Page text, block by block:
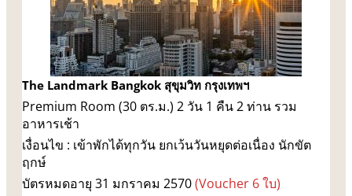
The Landmark Bangkok สุขุมวิท กรุงเทพฯ
Premium Room (30 ตร.ม.) 2 วัน 1 คืน 2 ท่าน รวม
อาหารเช้า
เงื่อนไข : เข้าพักได้ทุกวัน ยกเว้นวันหยุดต่อเนื่อง นักขัต
ฤกษ์
บัตรหมดอายุ 31 มกราคม 2570(Voucher 6 ใบ)